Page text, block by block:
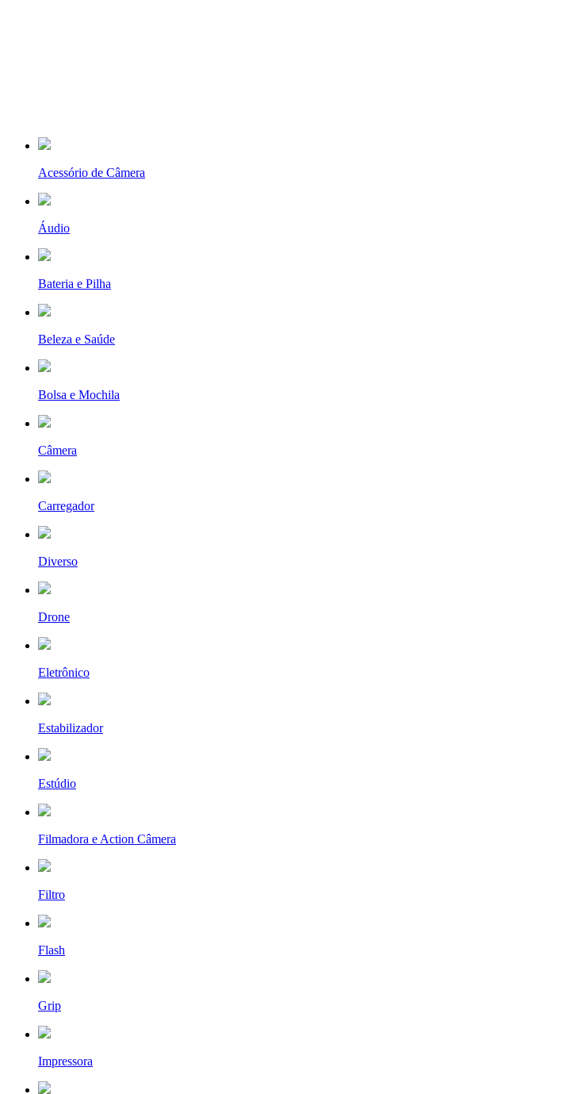
Acessório de Câmera
Áudio
Bateria e Pilha
Beleza e Saúde
Bolsa e Mochila
Câmera
Carregador
Diverso
Drone
Eletrônico
Estabilizador
Estúdio
Filmadora e Action Câmera
Filtro
Flash
Grip
Impressora